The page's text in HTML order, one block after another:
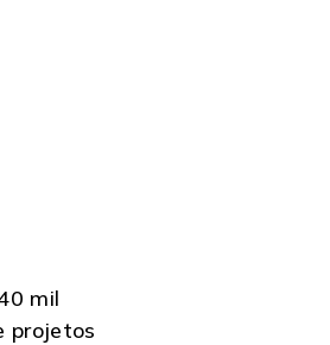
mil
projetos